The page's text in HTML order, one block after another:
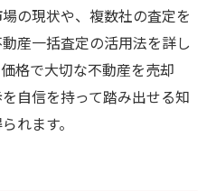
の現状や、複数社の査定を
産一括査定の活用法を詳し
格で大切な不動産を売却
自信を持って踏み出せる知
れます。